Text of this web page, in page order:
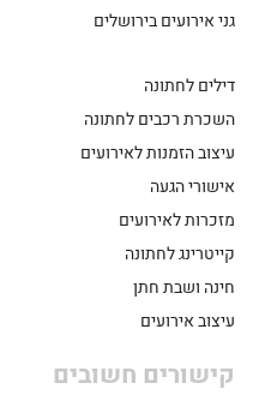
גני אירועים בירושלים
דילים לחתונה
השכרת רכבים לחתונה
עיצוב הזמנות לאירועים
אישורי הגעה
מזכרות לאירועים
קייטרינג לחתונה
חינה ושבת חתן
עיצוב אירועים
קישורים חשובים